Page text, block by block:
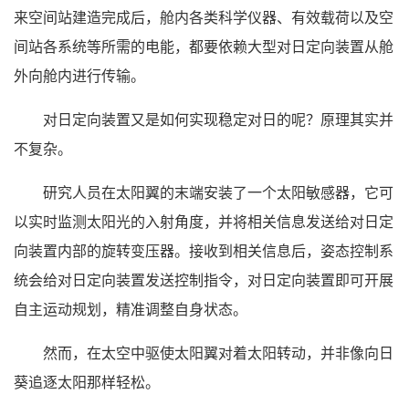
来空间站建造完成后，舱内各类科学仪器、有效载荷以及空
间站各系统等所需的电能，都要依赖大型对日定向装置从舱
外向舱内进行传输。
对日定向装置又是如何实现稳定对日的呢？原理其实并
不复杂。
研究人员在太阳翼的末端安装了一个太阳敏感器，它可
以实时监测太阳光的入射角度，并将相关信息发送给对日定
向装置内部的旋转变压器。接收到相关信息后，姿态控制系
统会给对日定向装置发送控制指令，对日定向装置即可开展
自主运动规划，精准调整自身状态。
然而，在太空中驱使太阳翼对着太阳转动，并非像向日
葵追逐太阳那样轻松。